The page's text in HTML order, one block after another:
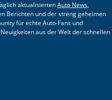
aktualisiertenAuto News,
Berichten und der streng geheimen
für echte Auto-Fans und
aus der Welt der schnellen